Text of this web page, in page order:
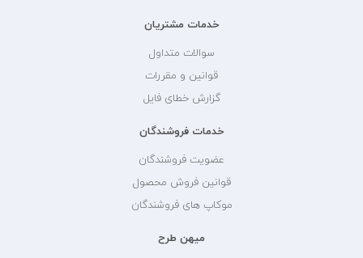
خدمات مشتریان
سوالات متداول
قوانین و مقررات
گزارش خطای فایل
خدمات فروشندگان
عضویت فروشندگان
قوانین فروش محصول
موکاپ های فروشندگان
میهن طرح